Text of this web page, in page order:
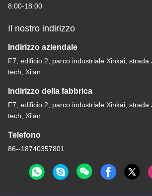
8:00-18:00
Il nostro indirizzo
Indirizzo aziendale
F7, edificio 2, parco industriale Xinkai, strada
tech, Xi'an
Indirizzo della fabbrica
F7, edificio 2, parco industriale Xinkai, strada
tech, Xi'an
Telefono
86--18740357801